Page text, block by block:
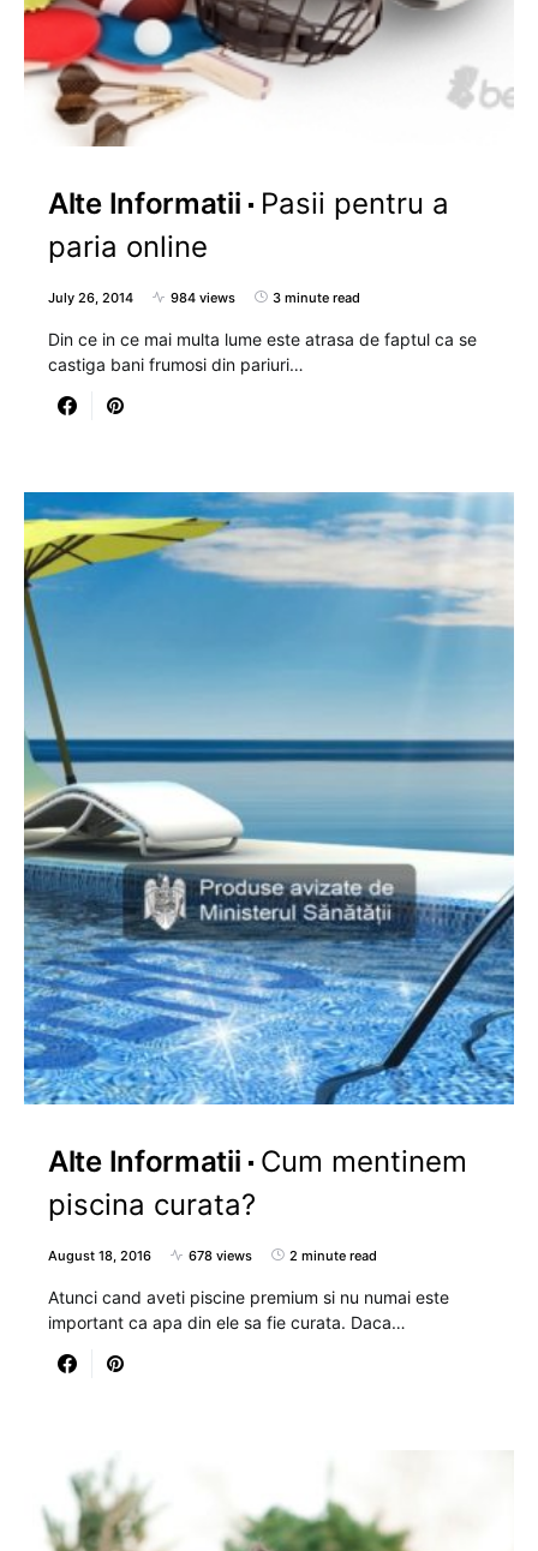
Alte Informatii
Pasii pentru a
paria online
July 26, 2014 984 views 3 minute read
Din ce in ce mai multa lume este atrasa de faptul ca se
castiga bani frumosi din pariuri…
Alte Informatii
Cum mentinem
piscina curata?
August 18, 2016 678 views 2 minute read
Atunci cand aveti piscine premium si nu numai este
important ca apa din ele sa fie curata. Daca…